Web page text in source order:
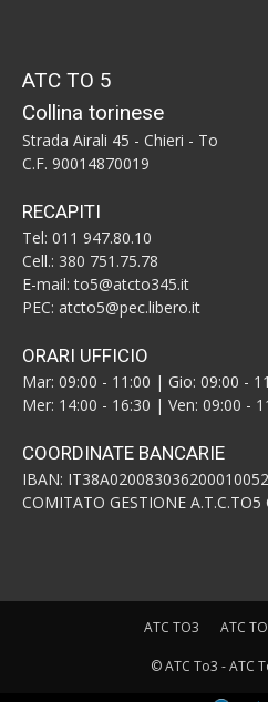
ATC TO 5
Collina torinese
Strada Airali 45 - Chieri - To
C.F. 90014870019
RECAPITI
Tel: 011 947.80.10
Cell.: 380 751.75.78
E-mail: to5@atcto345.it
PEC: atcto5@pec.libero.it
ORARI UFFICIO
Mar: 09:00 - 11:00 | Gio: 09:00 -
Mer: 14:00 - 16:30 | Ven: 09:00 -
COORDINATE BANCARIE
IBAN:
COMITATO GESTIONE
ATC TO3 ATC
© ATC To3 - ATC